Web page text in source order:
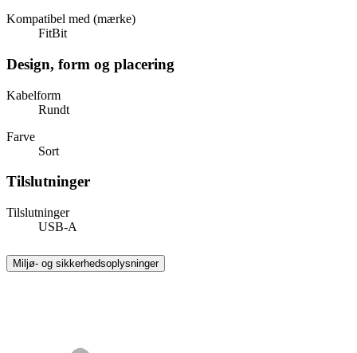
Kompatibel med (mærke)
FitBit
Design, form og placering
Kabelform
Rundt
Farve
Sort
Tilslutninger
Tilslutninger
USB-A
Miljø- og sikkerhedsoplysninger